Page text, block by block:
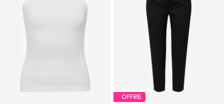
OFFRE